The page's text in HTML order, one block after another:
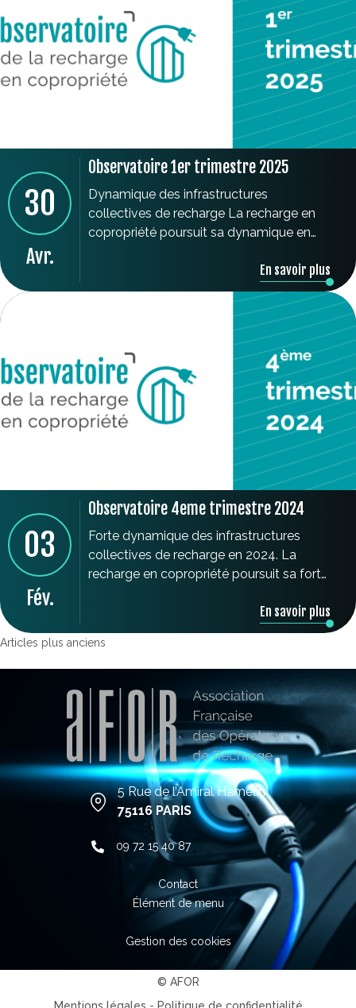
opérateur sont déjà équipés. Nombre de
places en croissance […]
30
Avr.
Observatoire 1er trimestre 2025
Dynamique des infrastructures
collectives de recharge La recharge en
copropriété poursuit sa dynamique en
an glissant. A la fin du 1er trimestre 2025 :
plus de 33.000 immeubles signés soit
18% des copropriétés 30% des
immeubles ayant voté une solution
opérateur sont déjà équipés. Nombre de
places […]
En savoir plus
03
Fév.
Observatoire 4eme trimestre 2024
Forte dynamique des infrastructures
collectives de recharge en 2024. La
recharge en copropriété poursuit sa forte
annuelle de 45% sur 3 ans. A fin 2024 :
plus de 32.000 immeubles signés soit
18% des copropriétés 30% des
immeubles ayant voté une solution
opérateur sont déjà équipés. Nombre de
En savoir plus
Articles plus anciens
5 Rue de l’Amiral Hamelin
75116 PARIS
09 72 15 40 87
Contact
Élément de menu
Gestion des cookies
© AFOR